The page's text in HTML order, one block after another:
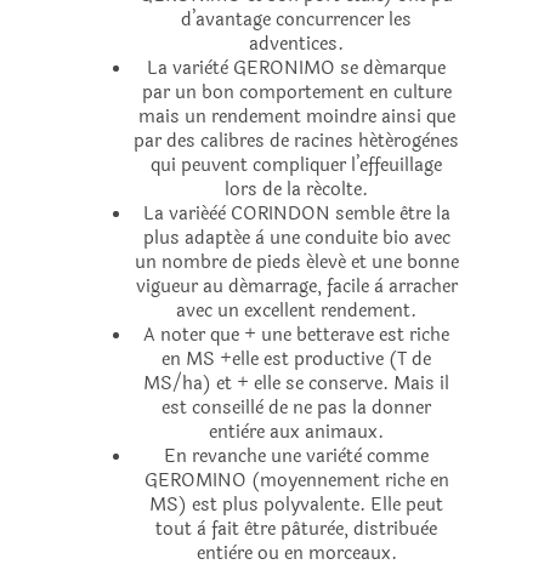
d’avantage concurrencer les
adventices.
La variètè GERONIMO se démarque
par un bon comportement en culture
mais un rendement moindre ainsi que
par des calibres de racines hétérogènes
qui peuvent compliquer l’effeuillage
lors de la récolte.
La variéèè CORINDON semble être la
plus adaptée à une conduite bio avec
un nombre de pieds élevé et une bonne
vigueur au démarrage, facile à arracher
avec un excellent rendement.
A noter que + une betterave est riche
en MS +elle est productive (T de
MS/ha) et + elle se conserve. Mais il
est conseillè de ne pas la donner
entière aux animaux.
En revanche une variètè comme
GEROMINO (moyennement riche en
MS) est plus polyvalente. Elle peut
tout à fait être pâturèe, distribuèe
entière ou en morceaux.